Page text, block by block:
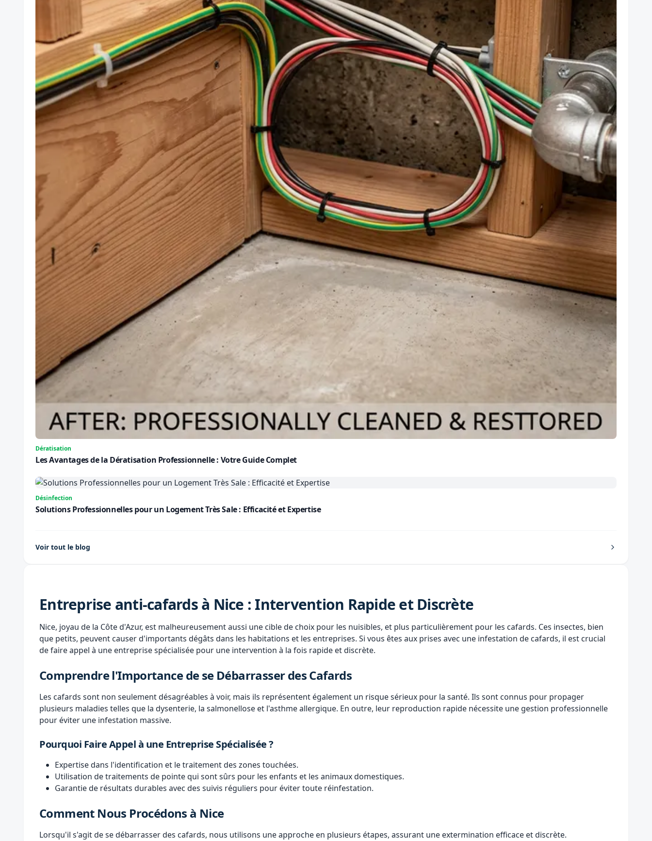
Dératisation
Les Avantages de la Dératisation Professionnelle : Votre Guide Complet
Désinfection
Solutions Professionnelles pour un Logement Très Sale : Efficacité et Expertise
Voir tout le blog
Entreprise anti-cafards à Nice : Intervention Rapide et Discrète
Nice, joyau de la Côte d'Azur, est malheureusement aussi une cible de choix pour les nuisibles, et plus particulièrement pour les cafards. Ces insectes, bien
que petits, peuvent causer d'importants dégâts dans les habitations et les entreprises. Si vous êtes aux prises avec une infestation de cafards, il est crucial
de faire appel à une entreprise spécialisée pour une intervention à la fois rapide et discrète.
Comprendre l'Importance de se Débarrasser des Cafards
Les cafards sont non seulement désagréables à voir, mais ils représentent également un risque sérieux pour la santé. Ils sont connus pour propager
plusieurs maladies telles que la dysenterie, la salmonellose et l'asthme allergique. En outre, leur reproduction rapide nécessite une gestion professionnelle
pour éviter une infestation massive.
Pourquoi Faire Appel à une Entreprise Spécialisée ?
Expertise dans l'identification et le traitement des zones touchées.
Utilisation de traitements de pointe qui sont sûrs pour les enfants et les animaux domestiques.
Garantie de résultats durables avec des suivis réguliers pour éviter toute réinfestation.
Comment Nous Procédons à Nice
Lorsqu'il s'agit de se débarrasser des cafards, nous utilisons une approche en plusieurs étapes, assurant une extermination efficace et discrète.